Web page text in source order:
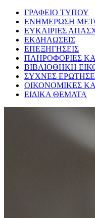
ΓΡΑΦΕΙΟ ΤΥΠΟΥ
ΕΝΗΜΕΡΩΣΗ
ΕΥΚΑΙΡΙΕΣ
ΕΚΔΗΛΩΣΕΙΣ
ΕΠΕΞΗΓΗΣΕΙΣ
ΠΛΗΡΟΦΟΡΙΕΣ
ΒΙΒΛΙΟΘΗΚΗ
ΣΥΧΝΕΣ
ΟΙΚΟΝΟΜΙΚΕΣ
ΕΙΔΙΚΑ ΘΕΜΑΤΑ